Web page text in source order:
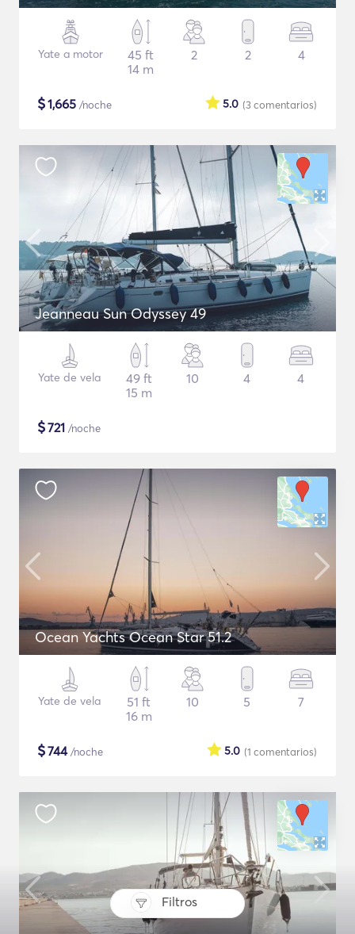
Filtros
Yate a motor
45 ft
14 m
2 2 4
$1,665 /noche (3comentarios)
5.0
Jeanneau Sun Odyssey 49
Yate de vela
49 ft
15 m
10 4 4
$721 /noche
Ocean Yachts Ocean Star 51.2
Yate de vela
51 ft
16 m
10 5 7
$744/noche (1 comentarios)
5.0